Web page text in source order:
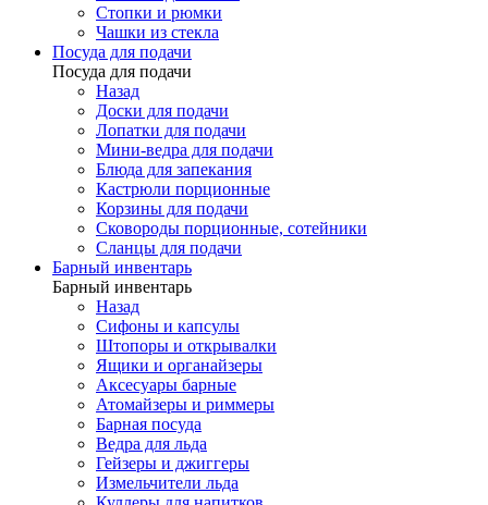
Стопки и рюмки
Чашки из стекла
Посуда для подачи
Посуда для подачи
Назад
Доски для подачи
Лопатки для подачи
Мини-ведра для подачи
Блюда для запекания
Кастрюли порционные
Корзины для подачи
Сковороды порционные, сотейники
Сланцы для подачи
Барный инвентарь
Барный инвентарь
Назад
Сифоны и капсулы
Штопоры и открывалки
Ящики и органайзеры
Аксесуары барные
Атомайзеры и риммеры
Барная посуда
Ведра для льда
Гейзеры и джиггеры
Измельчители льда